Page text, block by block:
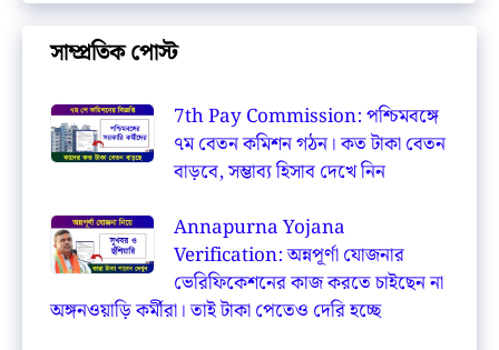
সাম্প্রতিক পোস্ট
7th Pay Commission: পশ্চিমবঙ্গে
৭ম বেতন কমিশন গঠন। কত টাকা বেতন
বাড়বে, সম্ভাব্য হিসাব দেখে নিন
Annapurna Yojana
Verification: অন্নপূর্ণা যোজনার
ভেরিফিকেশনের কাজ করতে চাইছেন না
অঙ্গনওয়াড়ি কর্মীরা। তাই টাকা পেতেও দেরি হচ্ছে